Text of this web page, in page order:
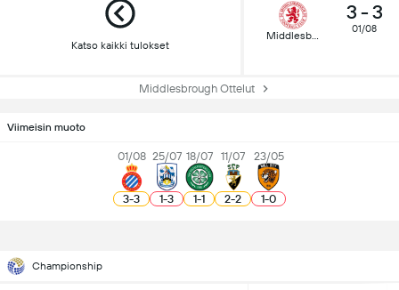
Katso kaikki tulokset
Middlesbrough
3 - 3
01/08
Middlesbrough Ottelut
Viimeisin muoto
01/08
3-3
25/07
1-3
18/07
1-1
11/07
2-2
23/05
1-0
Championship